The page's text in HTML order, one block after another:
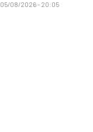
05/08/2026 - 20:05